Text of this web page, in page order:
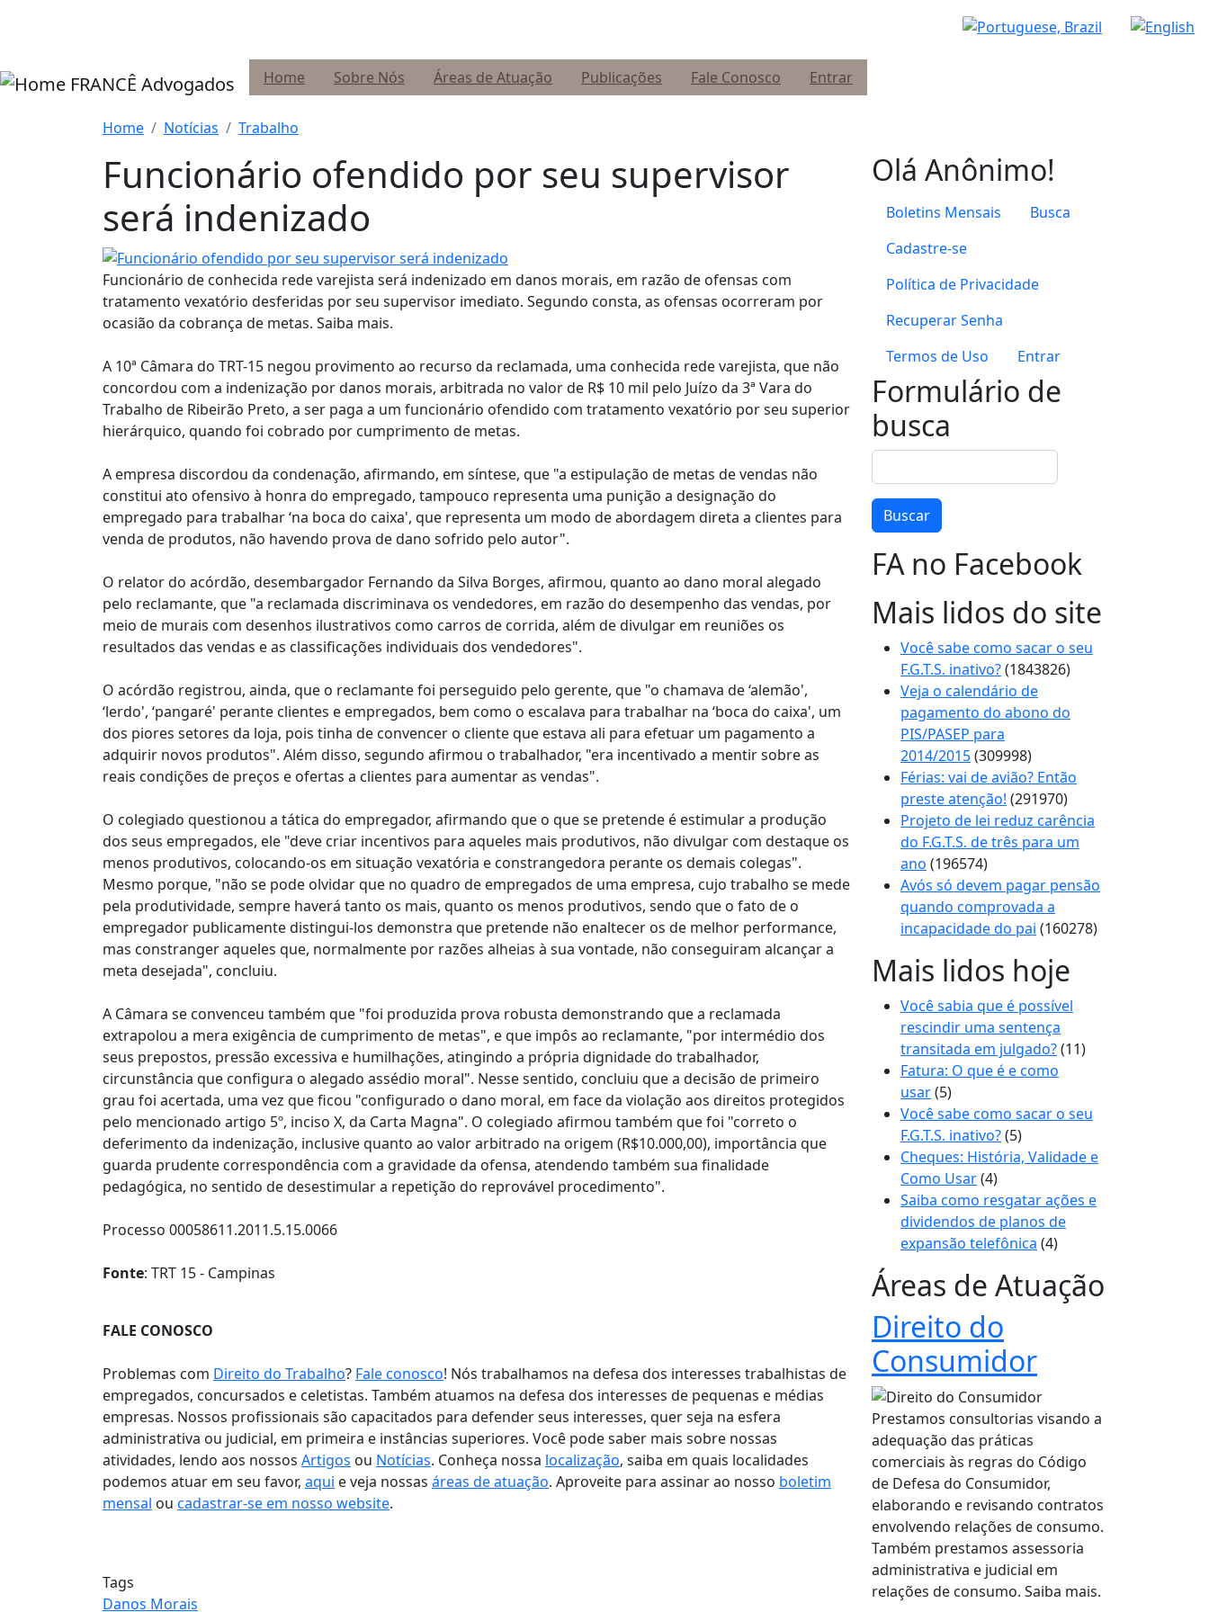
FRANCÊ Advogados Home Sobre Nós Áreas de Atuação Publicações Fale Conosco Entrar
Home Notícias Trabalho
Funcionário ofendido por seu supervisor
será indenizado
Funcionário de conhecida rede varejista será indenizado em danos morais, em razão de ofensas com
tratamento vexatório desferidas por seu supervisor imediato. Segundo consta, as ofensas ocorreram por
ocasião da cobrança de metas. Saiba mais.
A 10ª Câmara do TRT-15 negou provimento ao recurso da reclamada, uma conhecida rede varejista, que não
concordou com a indenização por danos morais, arbitrada no valor de R$ 10 mil pelo Juízo da 3ª Vara do
Trabalho de Ribeirão Preto, a ser paga a um funcionário ofendido com tratamento vexatório por seu superior
hierárquico, quando foi cobrado por cumprimento de metas.
A empresa discordou da condenação, afirmando, em síntese, que "a estipulação de metas de vendas não
constitui ato ofensivo à honra do empregado, tampouco representa uma punição a designação do
empregado para trabalhar ‘na boca do caixa', que representa um modo de abordagem direta a clientes para
venda de produtos, não havendo prova de dano sofrido pelo autor".
O relator do acórdão, desembargador Fernando da Silva Borges, afirmou, quanto ao dano moral alegado
pelo reclamante, que "a reclamada discriminava os vendedores, em razão do desempenho das vendas, por
meio de murais com desenhos ilustrativos como carros de corrida, além de divulgar em reuniões os
resultados das vendas e as classificações individuais dos vendedores".
O acórdão registrou, ainda, que o reclamante foi perseguido pelo gerente, que "o chamava de ‘alemão',
‘lerdo', ‘pangaré' perante clientes e empregados, bem como o escalava para trabalhar na ‘boca do caixa', um
dos piores setores da loja, pois tinha de convencer o cliente que estava ali para efetuar um pagamento a
adquirir novos produtos". Além disso, segundo afirmou o trabalhador, "era incentivado a mentir sobre as
reais condições de preços e ofertas a clientes para aumentar as vendas".
O colegiado questionou a tática do empregador, afirmando que o que se pretende é estimular a produção
dos seus empregados, ele "deve criar incentivos para aqueles mais produtivos, não divulgar com destaque os
menos produtivos, colocando-os em situação vexatória e constrangedora perante os demais colegas".
Mesmo porque, "não se pode olvidar que no quadro de empregados de uma empresa, cujo trabalho se mede
pela produtividade, sempre haverá tanto os mais, quanto os menos produtivos, sendo que o fato de o
empregador publicamente distingui-los demonstra que pretende não enaltecer os de melhor performance,
mas constranger aqueles que, normalmente por razões alheias à sua vontade, não conseguiram alcançar a
meta desejada", concluiu.
A Câmara se convenceu também que "foi produzida prova robusta demonstrando que a reclamada
extrapolou a mera exigência de cumprimento de metas", e que impôs ao reclamante, "por intermédio dos
seus prepostos, pressão excessiva e humilhações, atingindo a própria dignidade do trabalhador,
circunstância que configura o alegado assédio moral". Nesse sentido, concluiu que a decisão de primeiro
grau foi acertada, uma vez que ficou "configurado o dano moral, em face da violação aos direitos protegidos
pelo mencionado artigo 5º, inciso X, da Carta Magna". O colegiado afirmou também que foi "correto o
deferimento da indenização, inclusive quanto ao valor arbitrado na origem (R$10.000,00), importância que
guarda prudente correspondência com a gravidade da ofensa, atendendo também sua finalidade
pedagógica, no sentido de desestimular a repetição do reprovável procedimento".
Processo 00058611.2011.5.15.0066
Fonte: TRT 15 - Campinas
FALE CONOSCO
Problemas com Direito do Trabalho? Fale conosco! Nós trabalhamos na defesa dos interesses trabalhistas de
empregados, concursados e celetistas. Também atuamos na defesa dos interesses de pequenas e médias
empresas. Nossos profissionais são capacitados para defender seus interesses, quer seja na esfera
administrativa ou judicial, em primeira e instâncias superiores. Você pode saber mais sobre nossas
atividades, lendo aos nossos Artigos ou Notícias. Conheça nossa localização, saiba em quais localidades
podemos atuar em seu favor, aqui e veja nossas áreas de atuação. Aproveite para assinar ao nosso boletim
mensal ou cadastrar-se em nosso website.
Tags
Danos Morais
Olá Anônimo!
Boletins Mensais
Busca
Cadastre-se
Política de Privacidade
Recuperar Senha
Termos de Uso
Entrar
Formulário de
busca
Buscar
Buscar
FA no Facebook
Mais lidos do site
Você sabe como sacar o seu
F.G.T.S. inativo?(1843826)
Veja o calendário de
pagamento do abono do
PIS/PASEP para
2014/2015(309998)
Férias: vai de avião? Então
preste atenção! (291970)
Projeto de lei reduz carência
do F.G.T.S. de três para um
ano (196574)
Avós só devem pagar pensão
quando comprovada a
incapacidade do pai (160278)
Mais lidos hoje
Você sabia que é possível
rescindir uma sentença
transitada em julgado?(11)
Fatura: O que é e como
usar(5)
Você sabe como sacar o seu
F.G.T.S. inativo?(5)
Cheques: História, Validade e
Como Usar(4)
Saiba como resgatar ações e
dividendos de planos de
expansão telefônica (4)
Áreas de Atuação
Direito do
Consumidor
Prestamos consultorias visando a
adequação das práticas
comerciais às regras do Código
de Defesa do Consumidor,
elaborando e revisando contratos
envolvendo relações de consumo.
Também prestamos assessoria
administrativa e judicial em
relações de consumo. Saiba mais.